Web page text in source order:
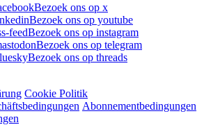
Bezoek ons op x
Bezoek ons op youtube
feedBezoek ons op instagram
Bezoek ons op telegram
Bezoek ons op threads
Cookie Politik
Abonnementbedingungen